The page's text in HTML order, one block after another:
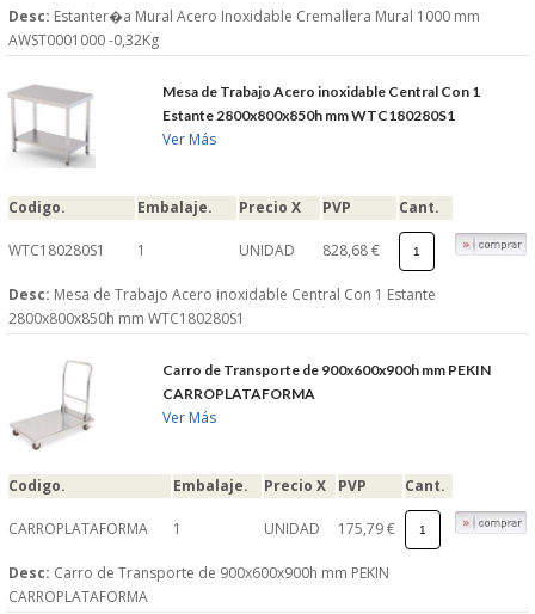
Desc: Estanter�a Mural Acero Inoxidable Cremallera Mural 1000 mm
AWST0001000 -0,32Kg
Mesa de Trabajo Acero inoxidable Central Con 1
Estante 2800x800x850h mm WTC180280S1
Ver Más
Codigo. Embalaje. Precio X PVP Cant.
WTC180280S1 1 UNIDAD 828,68 €
Desc: Mesa de Trabajo Acero inoxidable Central Con 1 Estante
2800x800x850h mm WTC180280S1
Carro de Transporte de 900x600x900h mm PEKIN
CARROPLATAFORMA
Ver Más
Codigo. Embalaje. Precio X PVP Cant.
CARROPLATAFORMA 1 UNIDAD 175,79 €
Desc: Carro de Transporte de 900x600x900h mm PEKIN
CARROPLATAFORMA